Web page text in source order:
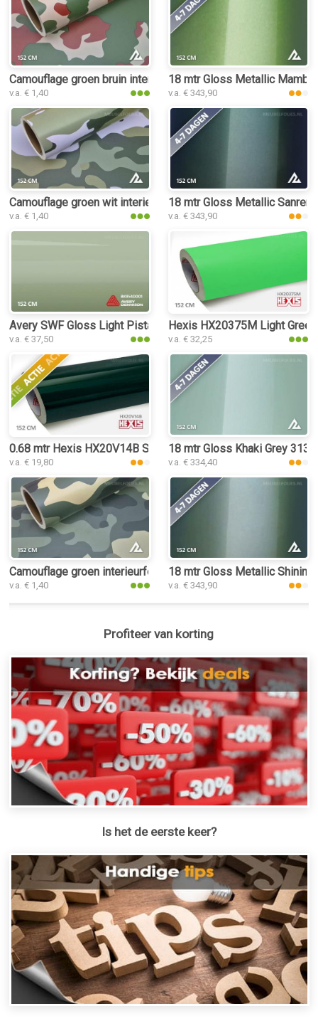
Camouflage groen bruin interieurfolie
v.a. € 1,40
18 mtr Gloss Metallic
v.a. € 343,90
Camouflage groen wit interieurfolie
v.a. € 1,40
18 mtr Gloss Metallic
v.a. € 343,90
Avery SWF Gloss Light Pistachio interieurfolie
v.a. € 37,50
Hexis HX20375M Light
v.a. € 32,25
0.68 mtr Hexis HX20V14B Sherwood Green Gloss
v.a. € 19,80
18 mtr Gloss Khaki Grey
v.a. € 334,40
Camouflage groen interieurfolie
v.a. € 1,40
18 mtr Gloss Metallic
v.a. € 343,90
Profiteer van korting
Is het de eerste keer?